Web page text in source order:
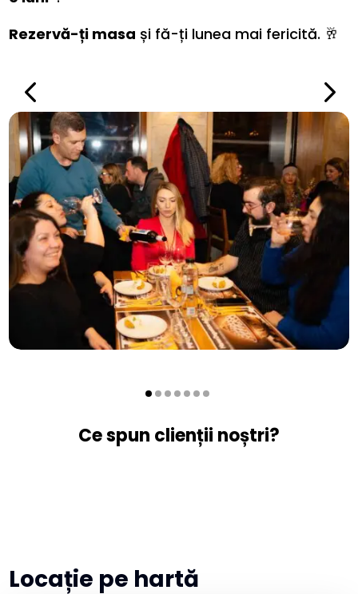
Rezervă-ți masa și fă-ți lunea mai fericită. 🥂
Ce spun clienții noștri?
Locație pe hartă